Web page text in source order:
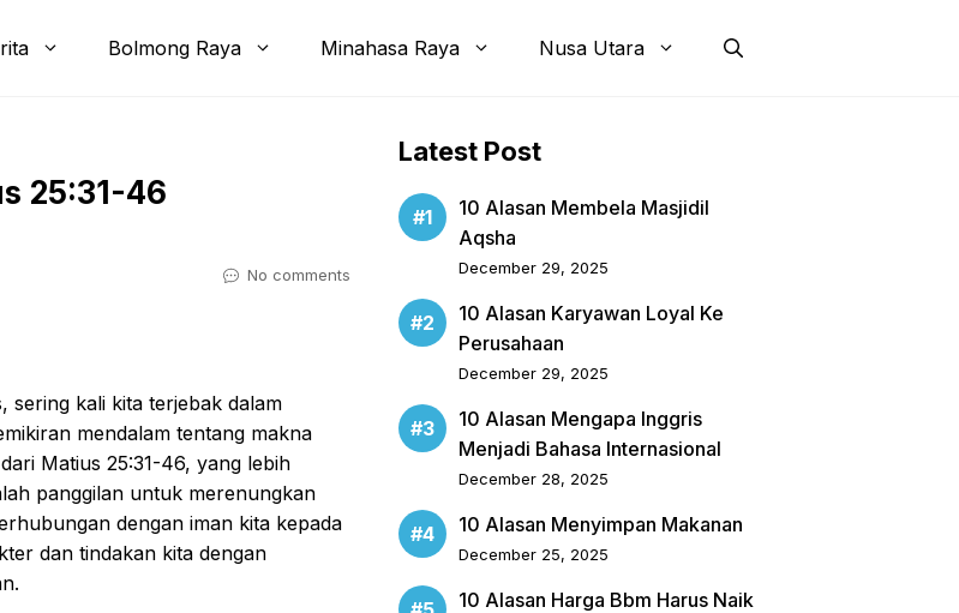
Bolmong Raya Minahasa Raya Nusa Utara
25:31-46
No comments
sering kali kita terjebak dalam
mendalam tentang makna
Matius 25:31-46, yang lebih
panggilan untuk merenungkan
dengan iman kita kepada
dan tindakan kita dengan
Latest Post
10 Alasan Membela Masjidil
Aqsha
December 29, 2025
10 Alasan Karyawan Loyal Ke
Perusahaan
December 29, 2025
10 Alasan Mengapa Inggris
Menjadi Bahasa Internasional
December 28, 2025
10 Alasan Menyimpan Makanan
December 25, 2025
10 Alasan Harga Bbm Harus Naik